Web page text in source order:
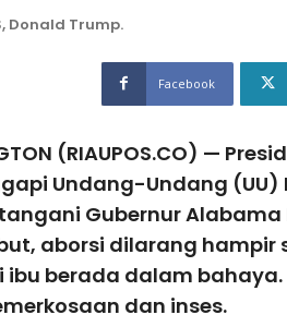
Donald Trump.
Facebook
(RIAUPOS.CO) —
Undang-Undang (UU)
Gubernur Alabama
aborsi dilarang hampir
ibu berada dalam
dan inses.